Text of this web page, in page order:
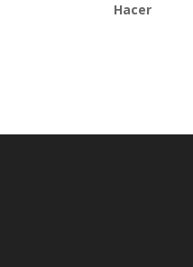
Hacer